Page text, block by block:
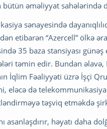
əməliyyat sahələrində
sənayesində
etibarən “Azercell” ölkə
35 baza stansiyası
təmin edir. Bundan əlavə,
İqlim Fəaliyyəti üzrə İşçi
eləcə də
təşviq etməkdə
asanlaşdırır, həyatı daha